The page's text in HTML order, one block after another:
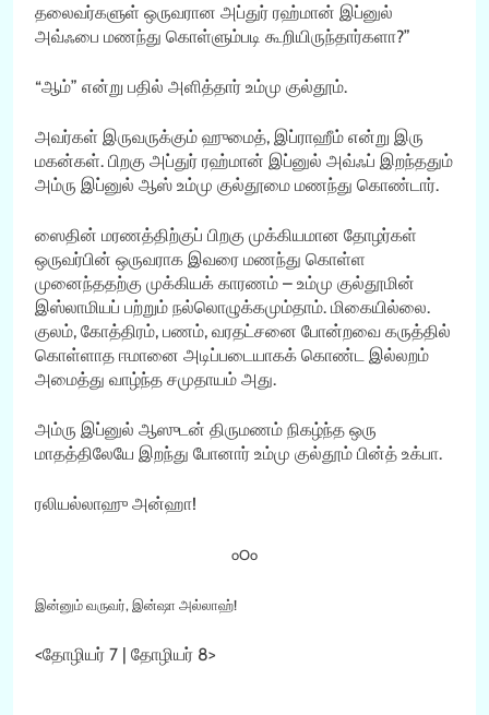
தலைவர்களுள் ஒருவரான அப்துர் ரஹ்மான் இப்னுல்
அவ்ஃபை மணந்து கொள்ளும்படி கூறியிருந்தார்களா?”
“ஆம்” என்று பதில் அளித்தார் உம்மு குல்தூம்.
அவர்கள் இருவருக்கும் ஹுமைத், இப்ராஹீம் என்று இரு
மகன்கள். பிறகு அப்துர் ரஹ்மான் இப்னுல் அவ்ஃப் இறந்ததும்
அம்ரு இப்னுல் ஆஸ் உம்மு குல்தூமை மணந்து கொண்டார்.
ஸைதின் மரணத்திற்குப் பிறகு முக்கியமான தோழர்கள்
ஒருவர்பின் ஒருவராக இவரை மணந்து கொள்ள
முனைந்ததற்கு முக்கியக் காரணம் – உம்மு குல்தூமின்
இஸ்லாமியப் பற்றும் நல்லொழுக்கமும்தாம். மிகையில்லை.
குலம், கோத்திரம், பணம், வரதட்சனை போன்றவை கருத்தில்
கொள்ளாத ஈமானை அடிப்படையாகக் கொண்ட இல்லறம்
அமைத்து வாழ்ந்த சமுதாயம் அது.
அம்ரு இப்னுல் ஆஸுடன் திருமணம் நிகழ்ந்த ஒரு
மாதத்திலேயே இறந்து போனார் உம்மு குல்தூம் பின்த் உக்பா.
ரலியல்லாஹு அன்ஹா!
oOo
இன்னும் வருவர், இன்ஷா அல்லாஹ்!
<தோழியர் 7 | தோழியர் 8>